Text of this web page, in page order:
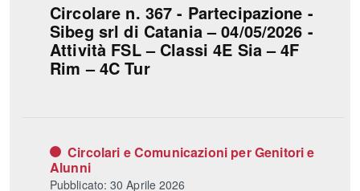
Circolare n. 367 - Partecipazione -
Sibeg srl di Catania – 04/05/2026 -
Attività FSL – Classi 4E Sia – 4F
Rim – 4C Tur
Circolari e Comunicazioni per Genitori e
Alunni
Pubblicato: 30 Aprile 2026